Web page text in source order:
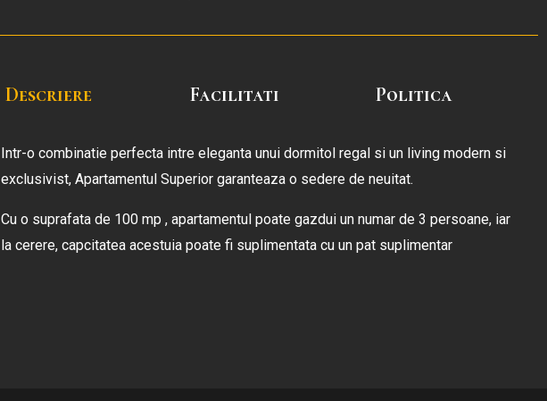
Descriere Facilitati Politica
Intr-o combinatie perfecta intre eleganta unui dormitol regal si un living modern si
exclusivist, Apartamentul Superior garanteaza o sedere de neuitat.
Cu o suprafata de 100 mp , apartamentul poate gazdui un numar de 3 persoane, iar
la cerere, capcitatea acestuia poate fi suplimentata cu un pat suplimentar